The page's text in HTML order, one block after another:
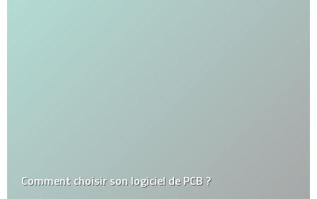
Comment choisir son logiciel de PCB ?